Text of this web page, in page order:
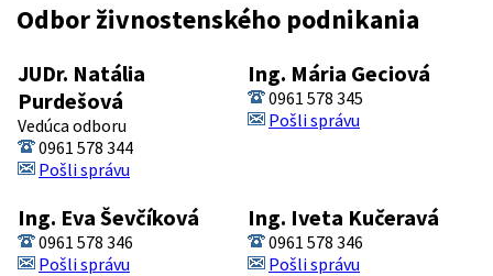
Odbor živnostenského podnikania
JUDr. Natália
Purdešová
Vedúca odboru
0961 578 344
Pošli správu
Ing. Mária Geciová
0961 578 345
Pošli správu
Ing. Eva Ševčíková
0961 578 346
Pošli správu
Ing. Iveta Kučeravá
0961 578 346
Pošli správu